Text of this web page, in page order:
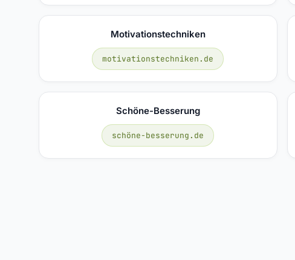
Motivationstechniken
motivationstechniken.de
Schöne-Besserung
schöne-besserung.de